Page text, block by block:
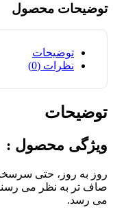
توضیحات محصول
توضیحات
نظرات (0)
توضیحات
ویژگی محصول :
روز به روز، حتی
صاف تر به نظر می
می رسد.